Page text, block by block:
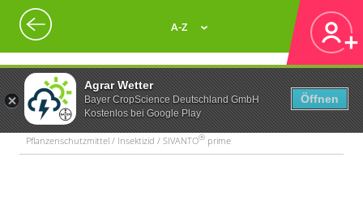
Agrar Wetter
Bayer CropScience Deutschland GmbH
Kostenlos bei Google Play
Öffnen
A-Z
Pflanzenschutzmittel / Insektizid / SIVANTO® prime